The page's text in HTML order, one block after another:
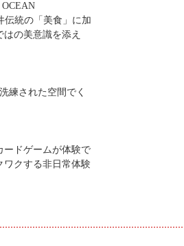
伝統の「美食」に加
の美意識を添え
練された空間でく
ードゲームが体験で
ワクする非日常体験